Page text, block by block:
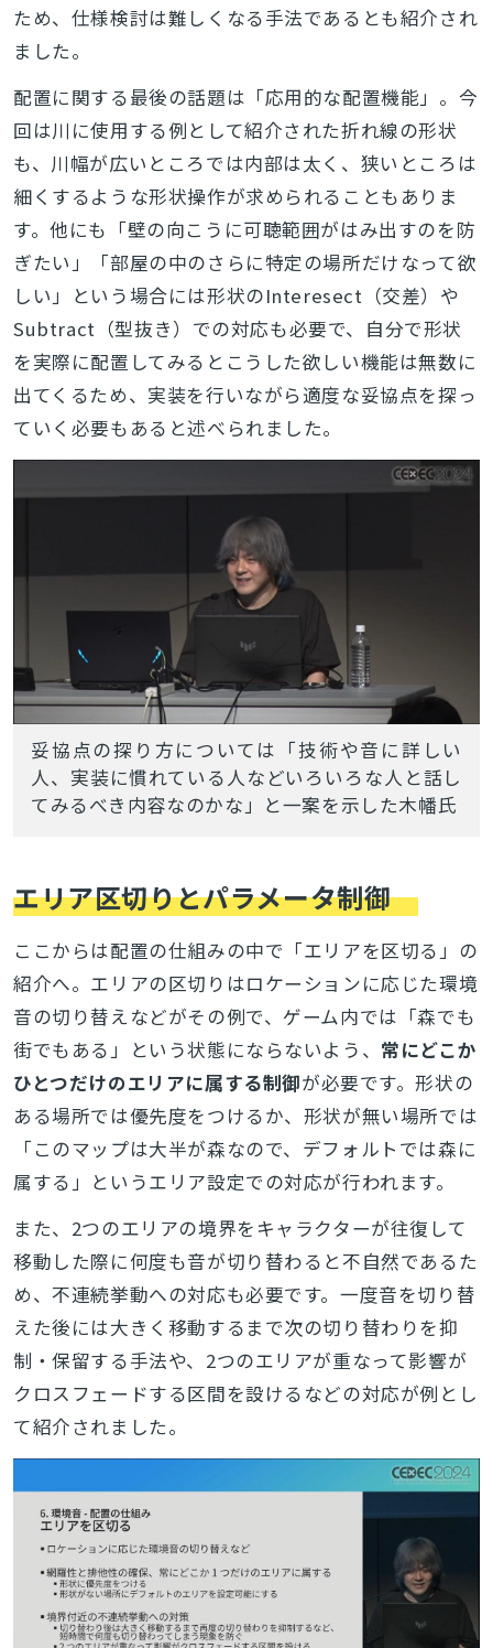
ため、仕様検討は難しくなる手法であるとも紹介され
ました。
配置に関する最後の話題は「応用的な配置機能」。今
回は川に使用する例として紹介された折れ線の形状
も、川幅が広いところでは内部は太く、狭いところは
細くするような形状操作が求められることもありま
す。他にも「壁の向こうに可聴範囲がはみ出すのを防
ぎたい」「部屋の中のさらに特定の場所だけなって欲
しい」という場合には形状のInteresect（交差）や
Subtract（型抜き）での対応も必要で、自分で形状
を実際に配置してみるとこうした欲しい機能は無数に
出てくるため、実装を行いながら適度な妥協点を探っ
ていく必要もあると述べられました。
妥協点の探り方については「技術や音に詳しい
人、実装に慣れている人などいろいろな人と話し
てみるべき内容なのかな」と一案を示した木幡氏
エリア区切りとパラメータ制御
ここからは配置の仕組みの中で「エリアを区切る」の
紹介へ。エリアの区切りはロケーションに応じた環境
音の切り替えなどがその例で、ゲーム内では「森でも
街でもある」という状態にならないよう、 常にどこか
ひとつだけのエリアに属する制御が必要です。形状の
ある場所では優先度をつけるか、形状が無い場所では
「このマップは大半が森なので、デフォルトでは森に
属する」というエリア設定での対応が行われます。
また、2つのエリアの境界をキャラクターが往復して
移動した際に何度も音が切り替わると不自然であるた
め、不連続挙動への対応も必要です。一度音を切り替
えた後には大きく移動するまで次の切り替わりを抑
制・保留する手法や、2つのエリアが重なって影響が
クロスフェードする区間を設けるなどの対応が例とし
て紹介されました。